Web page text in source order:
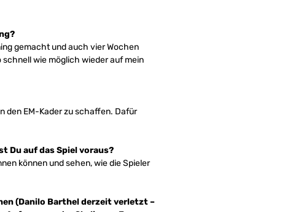
gemacht und auch vier Wochen
wie möglich wieder auf mein
den EM-Kader zu schaffen. Dafür
Du auf das Spiel voraus?
können und sehen, wie die Spieler
(Danilo Barthel derzeit verletzt –